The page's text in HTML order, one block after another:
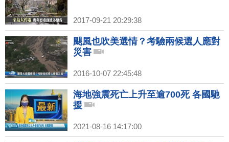
2017-09-21 20:29:38
颶風也吹美選情？考驗兩候選人應對
災害
2016-10-07 22:45:48
海地強震死亡上升至逾700死 各國馳
援
2021-08-16 14:17:00